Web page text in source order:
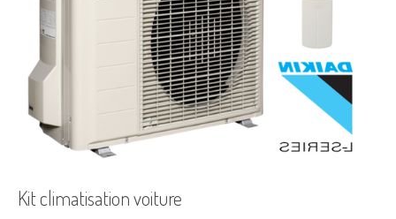
Kit climatisation voiture